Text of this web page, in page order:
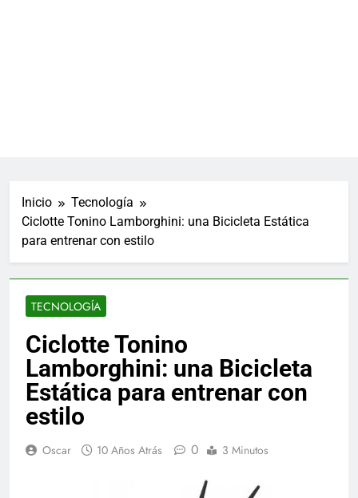
Inicio
Tecnología
Ciclotte Tonino Lamborghini: una Bicicleta Estática
para entrenar con estilo
TECNOLOGÍA
Ciclotte Tonino
Lamborghini: una Bicicleta
Estática para entrenar con
estilo
Oscar 10 Años Atrás 0 3 Minutos